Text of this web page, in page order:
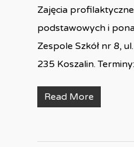
Zajęcia
podstawowych i
Zespole Szkół nr 8,
235 Koszalin.
Read More